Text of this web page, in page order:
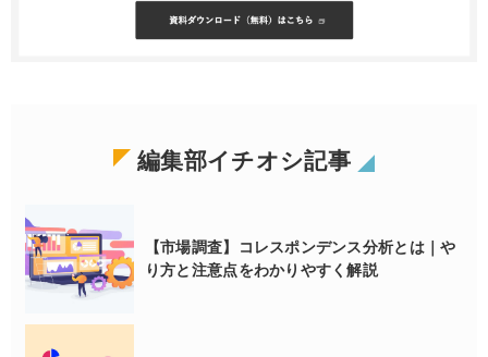
編集部イチオシ記事
【市場調査】コレスポンデンス分析とは｜や
り方と注意点をわかりやすく解説